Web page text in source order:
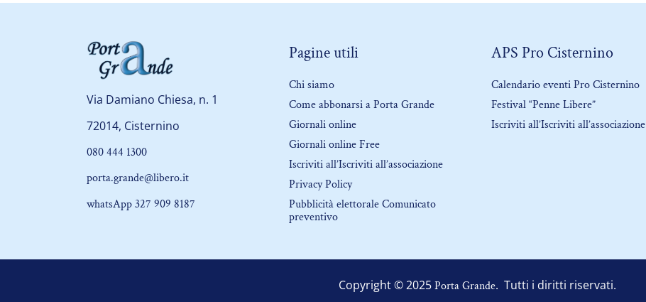
Via Damiano Chiesa, n. 1
72014, Cisternino
080 444 1300
porta.grande@libero.it
whatsApp 327 909 8187
Pagine utili
Chi siamo
Come abbonarsi a Porta Grande
Giornali online
Giornali online Free
Iscriviti all’Iscriviti all’associazione
Privacy Policy
Pubblicità elettorale Comunicato
preventivo
APS Pro Cisternino
Calendario eventi Pro Cisternino
Festival “Penne Libere”
Iscriviti all’Iscriviti all’associazione
Copyright © 2025Porta Grande. Tutti i diritti riservati.